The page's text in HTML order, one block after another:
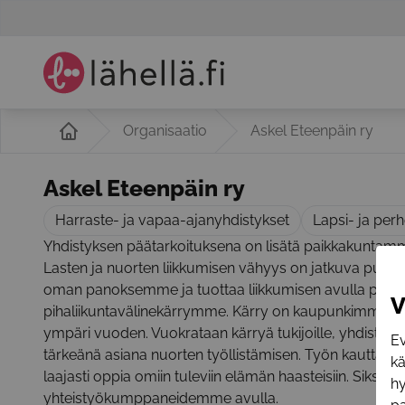
Organisaatio Askel Eteenpäin ry
Askel Eteenpäin ry
Harraste- ja vapaa-ajanyhdistykset
Lapsi- ja
Yhdistyksen päätarkoituksena on lisätä
Lasten ja nuorten liikkumisen vähyys on jatkuva
oman panoksemme ja tuottaa liikkumisen avulla
pihaliikuntavälinekärrymme. Kärry on kaupunkimme
ympäri vuoden. Vuokrataan kärryä tukijoille,
tärkeänä asiana nuorten työllistämisen. Työn kautta
laajasti oppia omiin tuleviin elämän haasteisiin. Siksi
yhteistyökumppaneidemme avulla.